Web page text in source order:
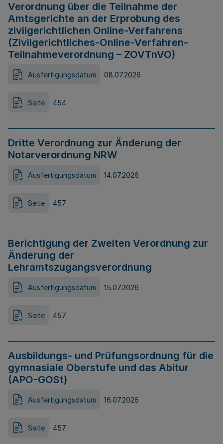
Verordnung über die Teilnahme der
Amtsgerichte an der Erprobung des
zivilgerichtlichen Online-Verfahrens
(Zivilgerichtliches-Online-Verfahren-
Teilnahmeverordnung – ZOVTnVO)
Ausfertigungsdatum 08.07.2026
Seite 454
Dritte Verordnung zur Änderung der
Notarverordnung NRW
Ausfertigungsdatum 14.07.2026
Seite 457
Berichtigung der Zweiten Verordnung zur
Änderung der
Lehramtszugangsverordnung
Ausfertigungsdatum 15.07.2026
Seite 457
Ausbildungs- und Prüfungsordnung für die
gymnasiale Oberstufe und das Abitur
(APO-GOSt)
Ausfertigungsdatum 16.07.2026
Seite 457